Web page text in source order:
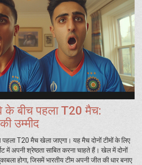
के बीच पहला T20 मैच:
उम्मीद
T20 मैच खेला जाएगा। यह मैच दोनों टीमों के लिए
में अपनी श्रेष्ठता साबित करना चाहते हैं। खेल में दोनों
होगा, जिसमें भारतीय टीम अपनी जीत की धार बनाए